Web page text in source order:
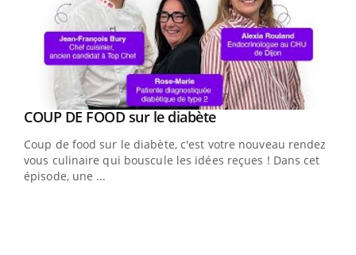
Youtube
COUP DE FOOD sur le diabèteYoutube
Coup de food sur le diabète, c'est votre nouveau rendez-
vous culinaire qui bouscule les idées reçues ! Dans cet
épisode, une ...